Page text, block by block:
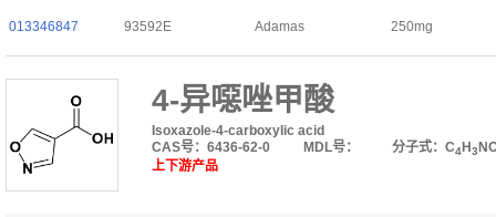
013346847 93592E Adamas 250mg
4-异噁唑甲酸
Isoxazole-4-carboxylic acid
CAS号：6436-62-0
MDL号： 分子式：C4H 3
上下游产品